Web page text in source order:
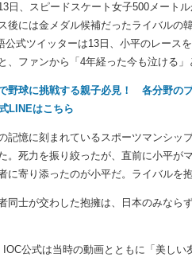
日、スピードスケート女子500メート
後には金メダル候補だったライバルの
公式ツイッターは13日、小平のレー
、ファンから「4年経った今も泣ける
で野球に挑戦する親子必見！ 各分野の
LINEはこちら
憶に刻まれているスポーツマンシッ
。死力を振り絞ったが、直前に小平が
に寄り添ったのが小平だ。ライバルを
同士が交わした抱擁は、日本のみなら
公式は当時の動画とともに「美しい